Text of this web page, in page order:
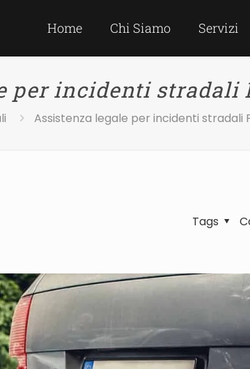
Home Chi Siamo Servizi
per incidenti stradali
Assistenza legale per incidenti stradali
Tags